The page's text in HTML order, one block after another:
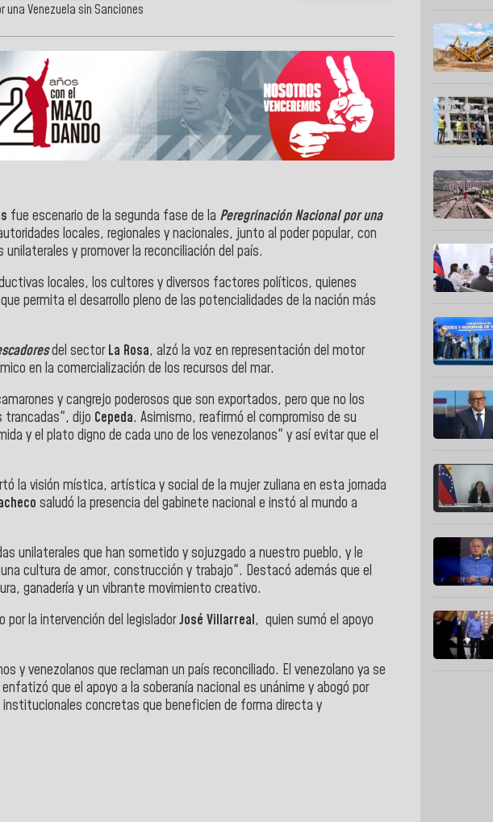
una Venezuela sin Sanciones
fue escenario de la segunda fase de la Peregrinación Nacional por una
locales, regionales y nacionales, junto al poder popular, con
y promover la reconciliación del país.
locales, los cultores y diversos factores políticos, quienes
permita el desarrollo pleno de las potencialidades de la nación más
del sectorLa Rosa, alzó la voz en representación del motor
en la comercialización de los recursos del mar.
y cangrejo poderosos que son exportados, pero que no los
trancadas", dijo Cepeda. Asimismo, reafirmó el compromiso de su
y el plato digno de cada uno de los venezolanos" y así evitar que el
la visión mística, artística y social de la mujer zuliana en esta jornada
saludó la presencia del gabinete nacional e instó al mundo a
unilaterales que han sometido y sojuzgado a nuestro pueblo, y le
cultura de amor, construcción y trabajo". Destacó además que el
ganadería y un vibrante movimiento creativo.
la intervención del legisladorJosé Villarreal, quien sumó el apoyo
y venezolanos que reclaman un país reconciliado. El venezolano ya se
enfatizó que el apoyo a la soberanía nacional es unánime y abogó por
concretas que beneficien de forma directa y